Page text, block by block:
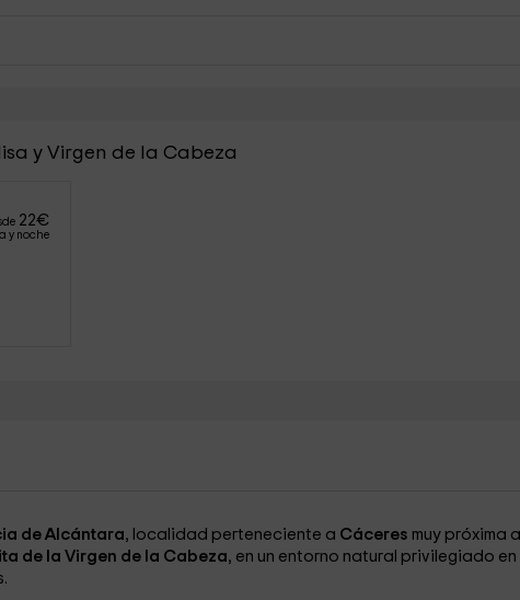
y Virgen de la Cabeza
22€
y noche
de Alcántara, localidad perteneciente a Cáceres muy próxima a
de la Virgen de la Cabeza, en un entorno natural privilegiado en